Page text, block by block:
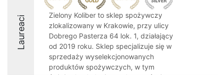
Laureaci
Zielony Koliber to sklep spożywczy
zlokalizowany w Krakowie, przy ulicy
Dobrego Pasterza 64 lok. 1, działający
od 2019 roku. Sklep specjalizuje się w
sprzedaży wyselekcjonowanych
produktów spożywczych, w tym